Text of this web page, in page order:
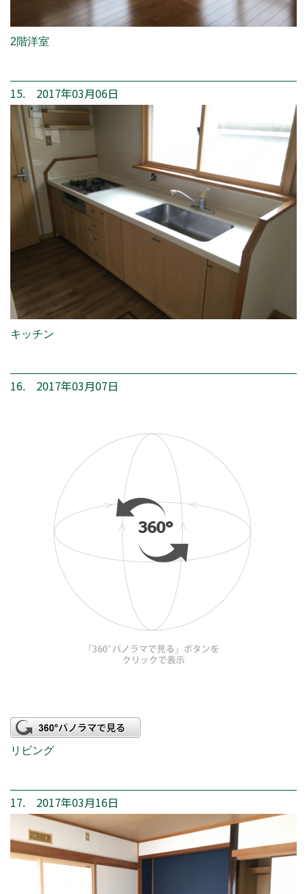
2階洋室
15. 2017年03月06日
キッチン
16. 2017年03月07日
リビング
17. 2017年03月16日